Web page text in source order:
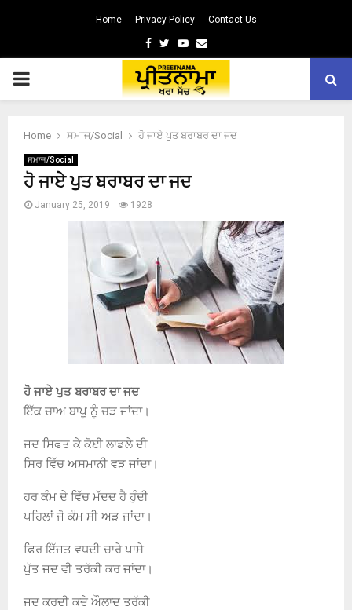
Home Privacy Policy Contact Us
Facebook
TwitterYoutube
Email
PRIMARY
Home ਸਮਾਜ/Social ਹੋ ਜਾਏ ਪੁਤ ਬਰਾਬਰ ਦਾ ਜਦ
ਸਮਾਜ/Social
ਹੋ ਜਾਏ ਪੁਤ ਬਰਾਬਰ ਦਾ ਜਦ
January 25, 2019 1928
ਹੋ ਜਾਏ ਪੁਤ ਬਰਾਬਰ ਦਾ ਜਦ
ਇੱਕ ਚਾਅ ਬਾਪੂ ਨੂੰ ਚੜ ਜਾਂਦਾ।
ਜਦ ਸਿਫਤ ਕੇ ਕੋਈ ਲਾਡਲੇ ਦੀ
ਸਿਰ ਵਿੱਚ ਅਸਮਾਨੀ ਵੜ ਜਾਂਦਾ।
ਹਰ ਕੰਮ ਦੇ ਵਿੱਚ ਮੱਦਦ ਹੈ ਹੁੰਦੀ
ਪਹਿਲਾਂ ਜੋ ਕੰਮ ਸੀ ਅੜ ਜਾਂਦਾ।
ਫਿਰ ਇੱਜਤ ਵਧਦੀ ਚਾਰੇ ਪਾਸੇ
ਪੁੱਤ ਜਦ ਵੀ ਤਰੱਕੀ ਕਰ ਜਾਂਦਾ।
ਜਦ ਕਰਦੀ ਕਦੇ ਔਲਾਦ ਤਰੱਕੀ